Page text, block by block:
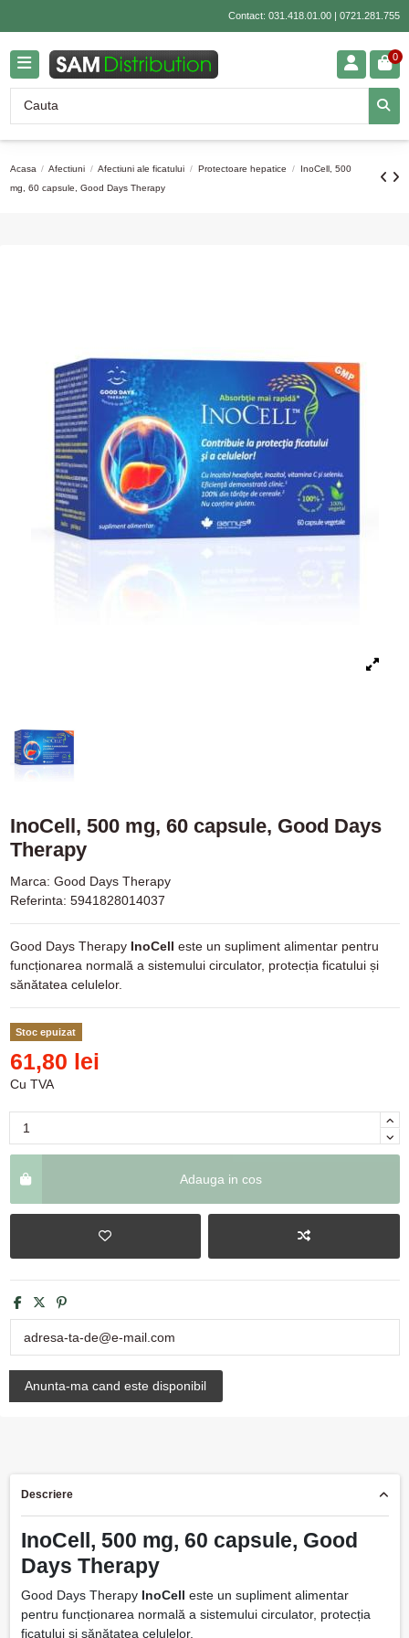
Contact: 031.418.01.00| 0721.281.755
0
Acasa Afectiuni Afectiuni ale ficatului Protectoare hepatice
InoCell, 500
mg, 60 capsule, Good Days Therapy
InoCell, 500 mg, 60 capsule, Good Days
Therapy
Marca: Good Days Therapy
Referinta: 5941828014037
Good Days Therapy InoCell este un supliment alimentar pentru
funcționarea normală a sistemului circulator, protecția ficatului și
sănătatea celulelor.
Stoc epuizat
61,80 lei
Cu TVA
Adauga in cos
Descriere
InoCell, 500 mg, 60 capsule, Good
Days Therapy
Good Days Therapy InoCell este un supliment alimentar
pentru funcționarea normală a sistemului circulator, protecția
ficatului și sănătatea celulelor.